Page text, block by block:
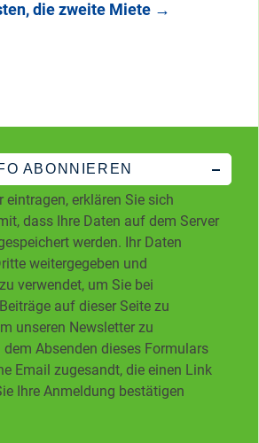
die zweite Miete →
ABONNIEREN
eintragen, erklären Sie sich
dass Ihre Daten auf dem Server
werden. Ihr Daten
weitergegeben und
verwendet, um Sie bei
auf dieser Seite zu
unseren Newsletter zu
Absenden dieses Formulars
Email zugesandt, die einen Link
Ihre Anmeldung bestätigen